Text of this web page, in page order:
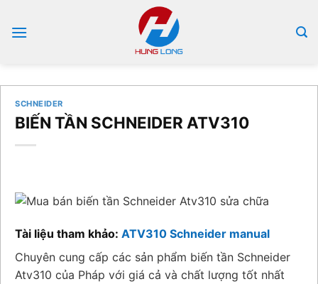
qua
SCHNEIDER
BIẾN TẦN SCHNEIDER ATV310
Tài liệu tham khảo: ATV310 Schneider manual
Chuyên cung cấp các sản phẩm biến tần Schneider
Atv310 của Pháp với giá cả và chất lượng tốt nhất